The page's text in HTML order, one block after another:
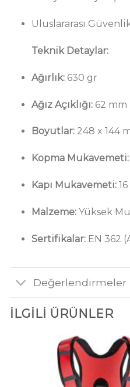
Uluslararası
Teknik Detaylar:
Ağırlık:630 gr
Ağız Açıklığı:62 mm
Boyutlar:248 x 144
Kopma Mukavemeti:
Kapı Mukavemeti:16
Malzeme:Yüksek
Sertifikalar:EN 362
Değerlendirmeler
İLGILI ÜRÜNLER